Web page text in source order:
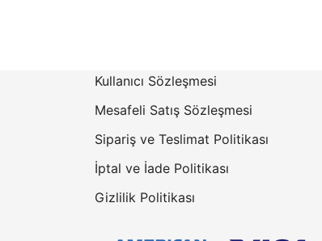
Kullanıcı Sözleşmesi
Mesafeli Satış Sözleşmesi
Sipariş ve Teslimat Politikası
İptal ve İade Politikası
Gizlilik Politikası